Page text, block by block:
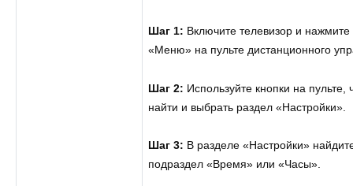
Шаг 1: Включите телевизор и нажмите
«Меню» на пульте дистанционного
Шаг 2: Используйте кнопки на пульте,
найти и выбрать раздел «Настройки».
Шаг 3: В разделе «Настройки»
подраздел «Время» или «Часы».